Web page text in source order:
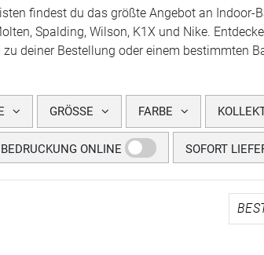
findest du das größte Angebot an
Spalding, Wilson, K1X und Nike.
deiner Bestellung oder einem bestimmten
GRÖSSE FARBE
BEDRUCKUNG ONLINE SOFORT